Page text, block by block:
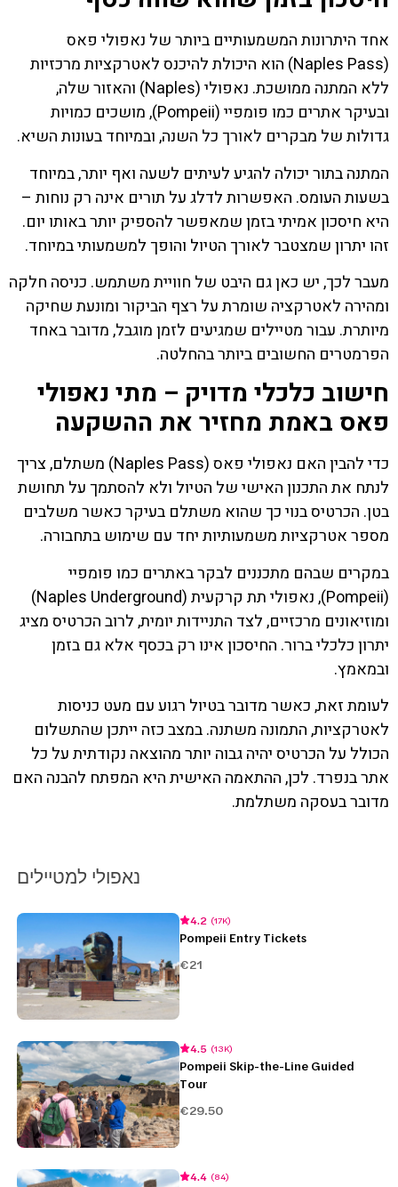
אחד היתרונות המשמעותיים ביותר של נאפולי פאס
(Naples Pass) הוא היכולת להיכנס לאטרקציות מרכזיות
ללא המתנה ממושכת. נאפולי (Naples) והאזור שלה,
ובעיקר אתרים כמו פומפיי (Pompeii), מושכים כמויות
גדולות של מבקרים לאורך כל השנה, ובמיוחד בעונות השיא.
המתנה בתור יכולה להגיע לעיתים לשעה ואף יותר, במיוחד
בשעות העומס. האפשרות לדלג על תורים אינה רק נוחות –
היא חיסכון אמיתי בזמן שמאפשר להספיק יותר באותו יום.
זהו יתרון שמצטבר לאורך הטיול והופך למשמעותי במיוחד.
מעבר לכך, יש כאן גם היבט של חוויית משתמש. כניסה חלקה
ומהירה לאטרקציה שומרת על רצף הביקור ומונעת שחיקה
מיותרת. עבור מטיילים שמגיעים לזמן מוגבל, מדובר באחד
הפרמטרים החשובים ביותר בהחלטה.
חישוב כלכלי מדויק – מתי נאפולי
פאס באמת מחזיר את ההשקעה
כדי להבין האם נאפולי פאס (Naples Pass) משתלם, צריך
לנתח את התכנון האישי של הטיול ולא להסתמך על תחושת
בטן. הכרטיס בנוי כך שהוא משתלם בעיקר כאשר משלבים
מספר אטרקציות משמעותיות יחד עם שימוש בתחבורה.
במקרים שבהם מתכננים לבקר באתרים כמו פומפיי
(Pompeii), נאפולי תת קרקעית (Naples Underground)
ומוזיאונים מרכזיים, לצד התניידות יומית, לרוב הכרטיס מציג
יתרון כלכלי ברור. החיסכון אינו רק בכסף אלא גם בזמן
ובמאמץ.
לעומת זאת, כאשר מדובר בטיול רגוע עם מעט כניסות
לאטרקציות, התמונה משתנה. במצב כזה ייתכן שהתשלום
הכולל על הכרטיס יהיה גבוה יותר מהוצאה נקודתית על כל
אתר בנפרד. לכן, ההתאמה האישית היא המפתח להבנה האם
מדובר בעסקה משתלמת.